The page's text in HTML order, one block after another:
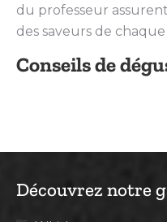
du professeur
des saveurs de
Conseils de
Découvrez notre